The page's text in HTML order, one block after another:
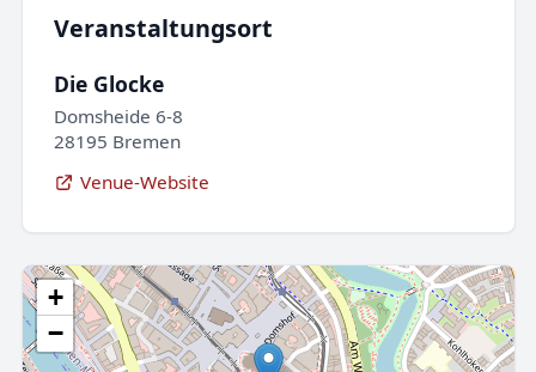
Veranstaltungsort
Die Glocke
Domsheide 6-8
28195 Bremen
Venue-Website
+
−